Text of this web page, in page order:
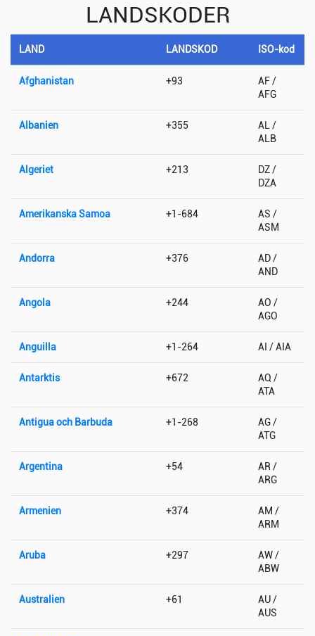
LANDSKODER
LAND LANDSKOD ISO-kod
Afghanistan +93
AF /
AFG
Albanien +355
AL /
ALB
Algeriet +213
DZ /
DZA
Amerikanska Samoa +1-684
AS /
ASM
Andorra +376
AD /
AND
Angola +244
AO /
AGO
Anguilla +1-264 AI / AIA
Antarktis +672
AQ /
ATA
Antigua och Barbuda +1-268
AG /
ATG
Argentina +54
AR /
ARG
Armenien +374
AM /
ARM
Aruba +297
AW /
ABW
Australien +61
AU /
AUS